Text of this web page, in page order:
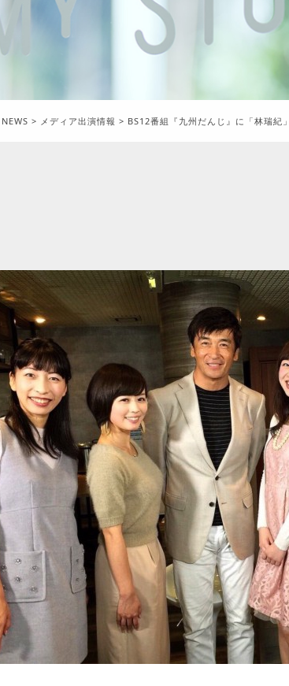
NEWS > メディア出演情報 > BS12番組『九州だんじ』に「林瑞紀